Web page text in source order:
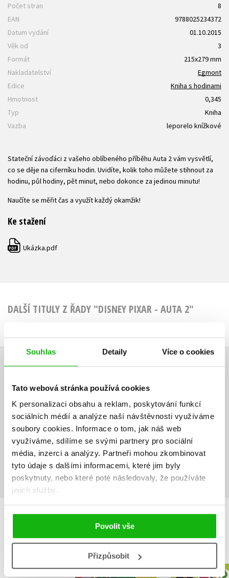
Souhlas Detaily Více o cookies
Tato webová stránka používá cookies
K personalizaci obsahu a reklam, poskytování funkcí
sociálních médií a analýze naší návštěvnosti využíváme
soubory cookies. Informace o tom, jak náš web
využíváme, sdílíme se svými partnery pro sociální
média, inzerci a analýzy. Partneři mohou zkombinovat
tyto údaje s dalšími informacemi, které jim byly
poskytnuty, nebo které poté následovaly, že používáte
jejich služby.
Povolit vše
Přizpůsobit
Počet stran
8
EAN
9788025234372
Datum vydání
01.10.2015
Věk od
3
Formát
215x279 mm
Nakladatelství
Egmont
Edice
Kniha s hodinami
Hmotnost
0,345
Typ
Kniha
Vazba
leporelo knížkové
Stateční závoďáci z vašeho oblíbeného příběhu Auta 2 vám vysvětlí,
co se děje na ciferníku hodin. Uvidíte, kolik toho můžete stihnout za
hodinu, půl hodiny, pět minut, nebo dokonce za jedinou minutu!
Naučíte se měřit čas a využít každý okamžik!
Ke stažení
PDF Ukázka.pdf
DALŠÍ TITULY Z ŘADY "DISNEY PIXAR - AUTA 2"
Vaše hodnocení
Uživatelskou recenzi mohou vkládat pouze registrovaní uživatelé
Přihlásit
MOHLO BY VÁS TAKÉ ZAJÍMAT
Gábinin kouzelný